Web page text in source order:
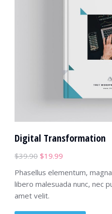
Digital Transformation
$39.90 $19.99
Phasellus elementum,
libero malesuada nunc, nec
amet velit.